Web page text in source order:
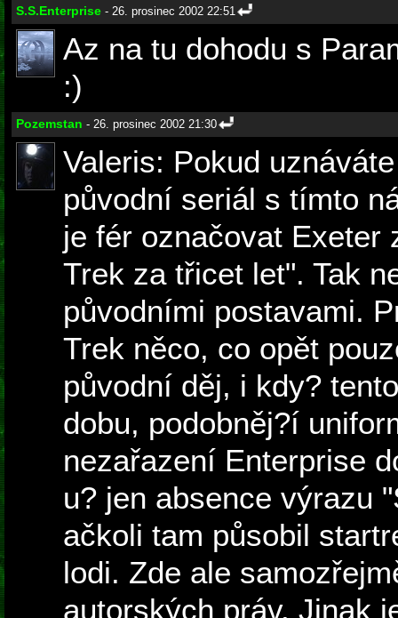
S.S.Enterprise - 26. prosinec 2002 22:51
Az na tu dohodu s
:)
Pozemstan - 26. prosinec 2002 21:30
Valeris: Pokud
původní seriál s tímto
je fér označovat Exeter
Trek za třicet let". Tak
původními postavami.
Trek něco, co opět
původní děj, i kdy?
dobu, podobněj?í
nezařazení Enterprise
u? jen absence výrazu
ačkoli tam působil
lodi. Zde ale
autorských práv. Jinak